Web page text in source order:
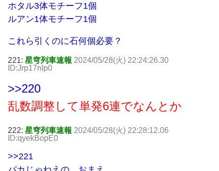
ホタル3体モチーフ1個
ルアン1体モチーフ1個
これら引くのに石何個必要？
221: 星穹列車速報 2024/05/28(火) 22:24:26.30
ID:Jrp17nIp0
>>220
乱数調整して単発6連でなんとか
222: 星穹列車速報 2024/05/28(火) 22:28:12.06
ID:qyekBopE0
>>221